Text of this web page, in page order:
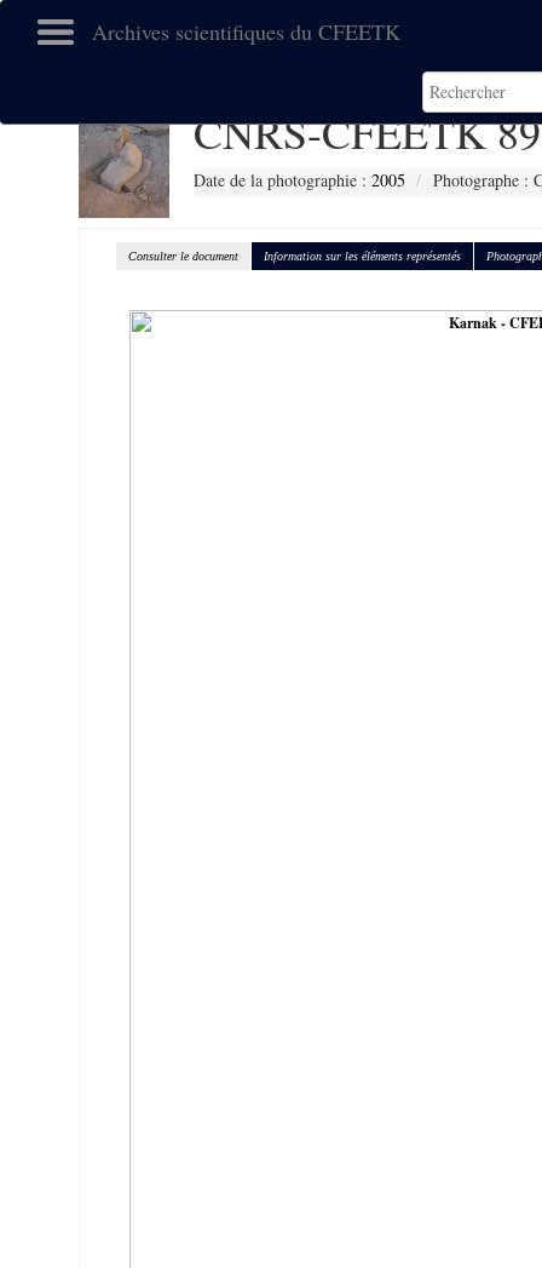
Archives scientifiques du CFEETK
CNRS-CFEETK
Date de la photographie : 2005 Photographe :
Consulter le document Information sur les éléments représentés